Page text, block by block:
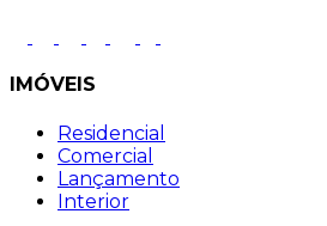
IMÓVEIS
Residencial
Comercial
Lançamento
Interior